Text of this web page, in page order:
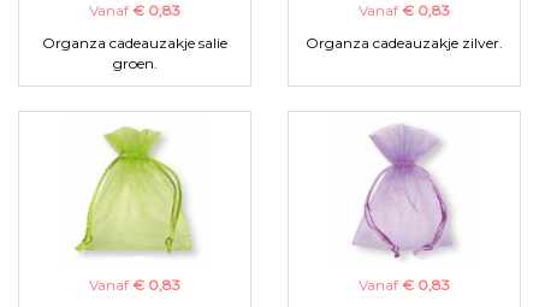
Vanaf € 0,83
Organza cadeauzakje salie
groen.
Vanaf € 0,83
Organza cadeauzakje zilver.
Vanaf € 0,83
Vanaf € 0,83